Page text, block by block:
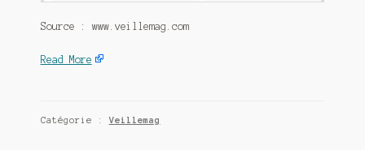
Source : www.veillemag.com
Read More
Catégorie :Veillemag